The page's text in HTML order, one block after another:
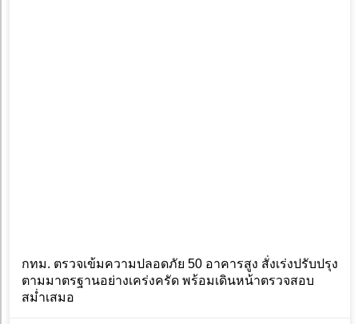
กทม. ตรวจเข้มความปลอดภัย 50 อาคารสูง สั่งเร่งปรับปรุง
ตามมาตรฐานอย่างเคร่งครัด พร้อมเดินหน้าตรวจสอบ
สม่ำเสมอ